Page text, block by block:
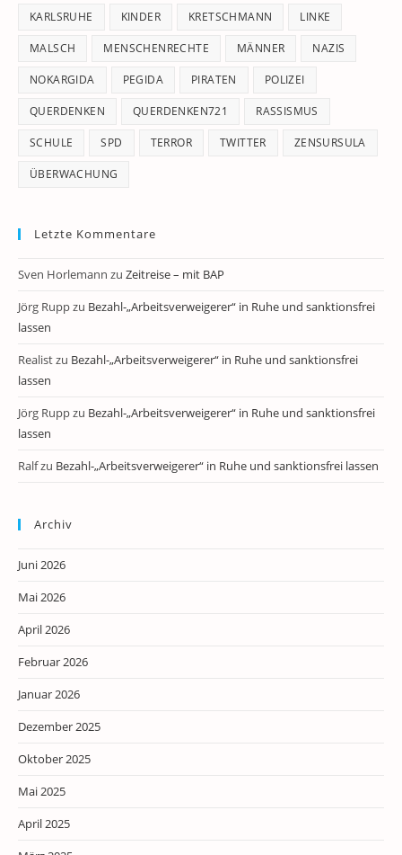
KARLSRUHE KINDER KRETSCHMANN LINKE
MALSCH MENSCHENRECHTE MÄNNER NAZIS
NOKARGIDA PEGIDA PIRATEN POLIZEI
QUERDENKEN QUERDENKEN721 RASSISMUS
SCHULE SPD TERROR TWITTER ZENSURSULA
ÜBERWACHUNG
Letzte Kommentare
Sven Horlemann zu Zeitreise – mit BAP
Jörg Ruppzu Bezahl-„Arbeitsverweigerer“ in Ruhe und sanktionsfrei
lassen
Realistzu Bezahl-„Arbeitsverweigerer“ in Ruhe und sanktionsfrei
lassen
Jörg Ruppzu Bezahl-„Arbeitsverweigerer“ in Ruhe und sanktionsfrei
lassen
Ralfzu Bezahl-„Arbeitsverweigerer“ in Ruhe und sanktionsfrei lassen
Archiv
Juni 2026
Mai 2026
April 2026
Februar 2026
Januar 2026
Dezember 2025
Oktober 2025
Mai 2025
April 2025